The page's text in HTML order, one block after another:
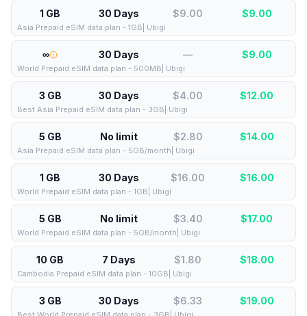
1 GB 30 Days $9.00 $9.00
Asia Prepaid eSIM data plan - 1GB| Ubigi
∞ 30 Days — $9.00
World Prepaid eSIM data plan - 500MB| Ubigi
3 GB 30 Days $4.00 $12.00
Best Asia Prepaid eSIM data plan - 3GB| Ubigi
5 GB No limit $2.80 $14.00
Asia Prepaid eSIM data plan - 5GB/month| Ubigi
1 GB 30 Days $16.00 $16.00
World Prepaid eSIM data plan - 1GB| Ubigi
5 GB No limit $3.40 $17.00
World Prepaid eSIM data plan - 5GB/month| Ubigi
10 GB 7 Days $1.80 $18.00
Cambodia Prepaid eSIM data plan - 10GB| Ubigi
3 GB 30 Days $6.33 $19.00